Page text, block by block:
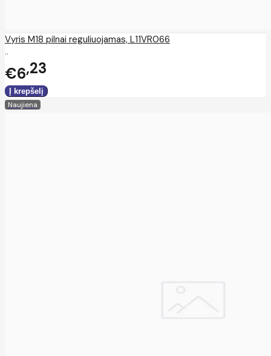
Vyris M18 pilnai reguliuojamas, L11VR066
..
€6 23
Naujiena